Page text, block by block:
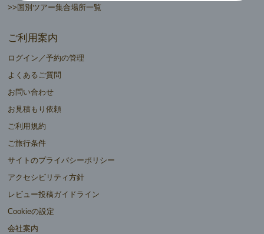
>>国別ツアー集合場所一覧
ご利用案内
ログイン／予約の管理
よくあるご質問
お問い合わせ
お見積もり依頼
ご利用規約
ご旅行条件
サイトのプライバシーポリシー
アクセシビリティ方針
レビュー投稿ガイドライン
Cookieの設定
会社案内